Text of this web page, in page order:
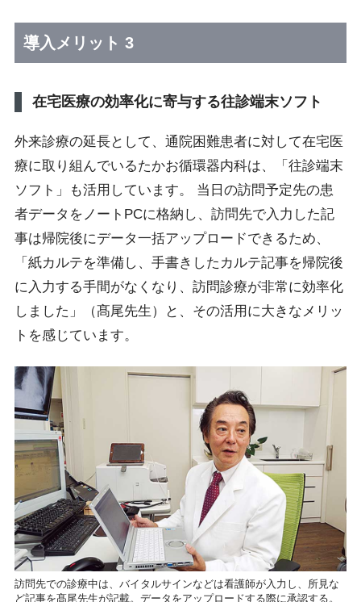
導入メリット 3
在宅医療の効率化に寄与する往診端末ソフト
外来診療の延長として、通院困難患者に対して在宅医
療に取り組んでいるたかお循環器内科は、「往診端末
ソフト」も活用しています。 当日の訪問予定先の患
者データをノートPCに格納し、訪問先で入力した記
事は帰院後にデータ一括アップロードできるため、
「紙カルテを準備し、手書きしたカルテ記事を帰院後
に入力する手間がなくなり、訪問診療が非常に効率化
しました」（髙尾先生）と、その活用に大きなメリッ
トを感じています。
訪問先での診療中は、バイタルサインなどは看護師が入力し、所見な
ど記事を髙尾先生が記載。データをアップロードする際に承認する。